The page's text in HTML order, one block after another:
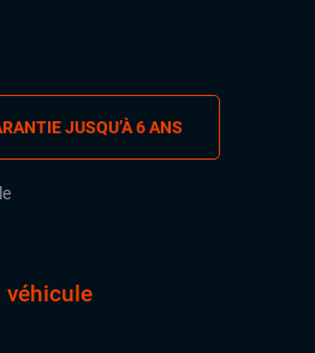
JUSQU’À 6 ANS
véhicule